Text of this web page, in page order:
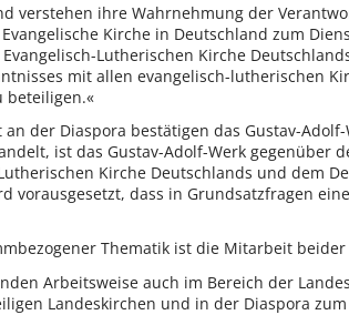
verstehen ihre Wahrnehmung der
Kirche in Deutschland zum
Lutherischen Kirche
mit allen evangelisch-lutherischen
beteiligen.«
der Diaspora bestätigen das Gustav-
ist das Gustav-Adolf-Werk gegenüber
Kirche Deutschlands und dem
vorausgesetzt, dass in Grundsatzfragen
Thematik ist die Mitarbeit
Arbeitsweise auch im Bereich der
Landeskirchen und in der Diaspora